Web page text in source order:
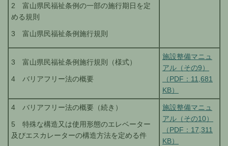
2 富山県民福祉条例の一部の施行期日を定
める規則
3 富山県民福祉条例施行規則
3 富山県民福祉条例施行規則（様式）
4 バリアフリー法の概要
施設整備マニュ
アル（その9）
（PDF：11,681
KB）
4 バリアフリー法の概要（続き）
5 特殊な構造又は使用形態のエレベーター
及びエスカレーターの構造方法を定める件
施設整備マニュ
アル（その10）
（PDF：17,311
KB）